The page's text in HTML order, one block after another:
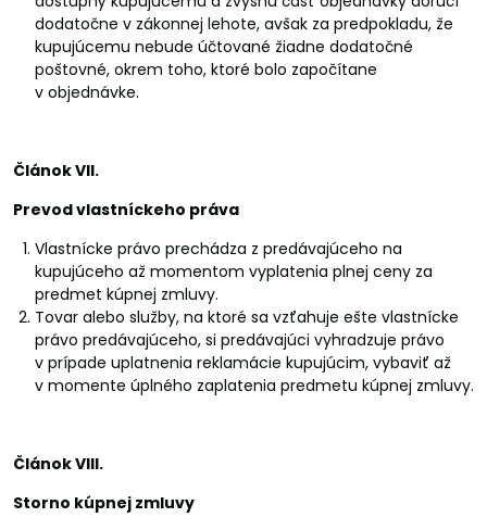
dodatočne v zákonnej lehote, avšak za predpokladu, že
kupujúcemu nebude účtované žiadne dodatočné
poštovné, okrem toho, ktoré bolo započítane
v objednávke.
Článok VII.
Prevod vlastníckeho práva
Vlastnícke právo prechádza z predávajúceho na
kupujúceho až momentom vyplatenia plnej ceny za
predmet kúpnej zmluvy.
Tovar alebo služby, na ktoré sa vzťahuje ešte vlastnícke
právo predávajúceho, si predávajúci vyhradzuje právo
v prípade uplatnenia reklamácie kupujúcim, vybaviť až
v momente úplného zaplatenia predmetu kúpnej zmluvy.
Článok VIII.
Storno kúpnej zmluvy